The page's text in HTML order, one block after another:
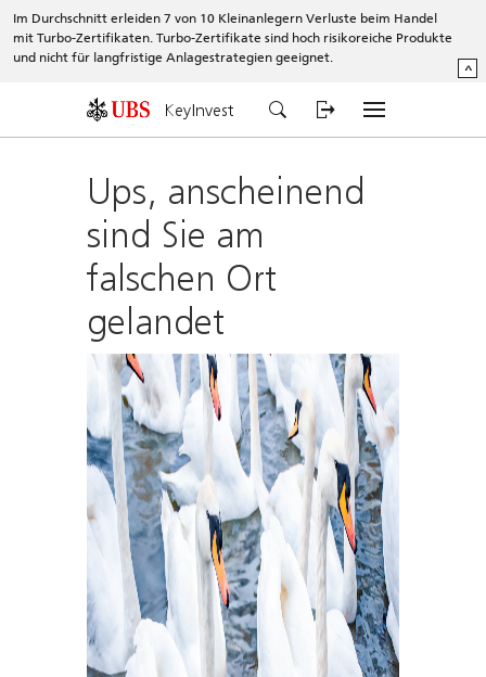
Im Durchschnitt erleiden 7 von 10 Kleinanlegern Verluste beim Handel
mit Turbo-Zertifikaten. Turbo-Zertifikate sind hoch risikoreiche Produkte
und nicht für langfristige Anlagestrategien geeignet.
^
KeyInvest
Ups, anscheinend
sind Sie am
falschen Ort
gelandet